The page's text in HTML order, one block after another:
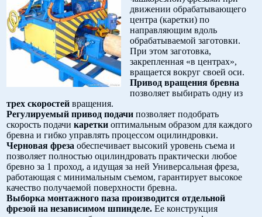
движении обрабатывающего
центра (каретки) по
направляющим вдоль
обрабатываемой заготовки.
При этом заготовка,
закрепленная «в центрах»,
вращается вокруг своей оси.
Привод вращения бревна
позволяет выбирать одну из
трех скоростейвращения.
Регулируемый привод подачи позволяет подобрать
скорость подачикаретки оптимальным образом для каждого
бревна и гибко управлять процессом оцилиндровки.
Черновая фреза обеспечивает высокий уровень съема и
позволяет полностью оцилиндровать практически любое
бревно за 1 проход, а идущая за ней Универсальная фреза,
работающая с минимальным съемом, гарантирует высокое
качество получаемой поверхности бревна.
Выборка монтажного паза производится отдельной
фрезой на независимом шпинделе. Ее конструкция